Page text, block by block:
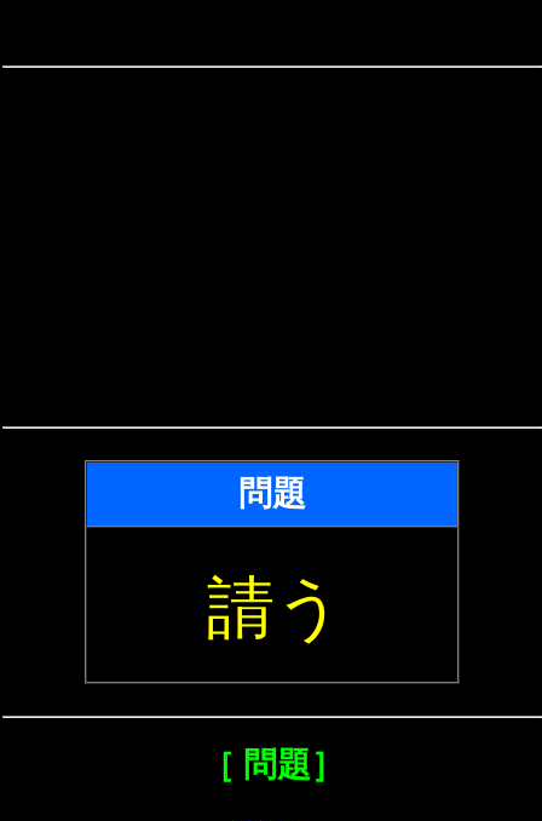
問題
請う
［ 問題］